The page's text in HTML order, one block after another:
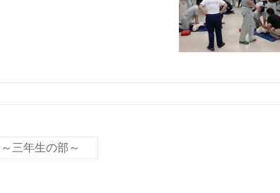
三年生の部～